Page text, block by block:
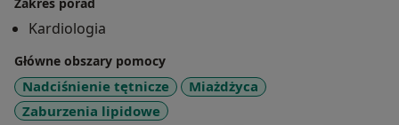
Zakres porad
Kardiologia
Główne obszary pomocy
Nadciśnienie tętnicze
Miażdżyca
Zaburzenia lipidowe